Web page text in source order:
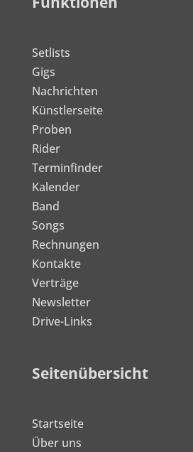
Setlists
Gigs
Nachrichten
Künstlerseite
Proben
Rider
Terminfinder
Kalender
Band
Songs
Rechnungen
Kontakte
Verträge
Newsletter
Drive-Links
Seitenübersicht
Startseite
Über uns